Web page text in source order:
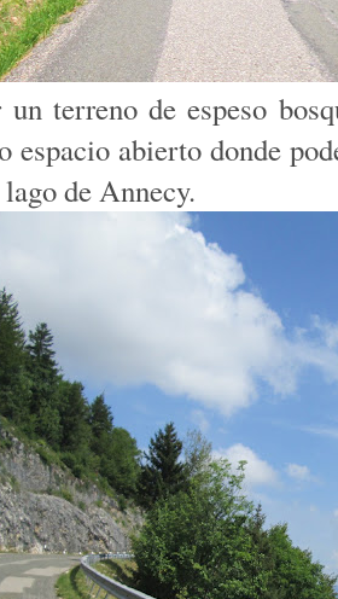
un terreno de espeso
espacio abierto donde
de Annecy.